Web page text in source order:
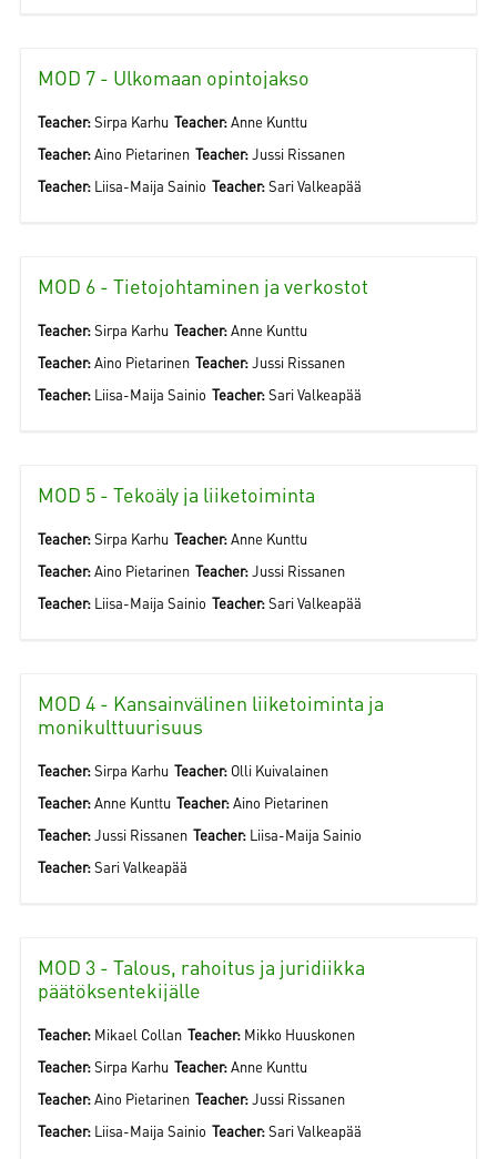
MOD 7 - Ulkomaan opintojakso
Teacher:Sirpa Karhu Teacher:Anne Kunttu
Teacher:Aino Pietarinen Teacher:Jussi Rissanen
Teacher: Liisa-Maija Sainio Teacher:Sari Valkeapää
MOD 6 - Tietojohtaminen ja verkostot
Teacher:Sirpa Karhu Teacher:Anne Kunttu
Teacher:Aino Pietarinen Teacher:Jussi Rissanen
Teacher: Liisa-Maija Sainio Teacher:Sari Valkeapää
MOD 5 - Tekoäly ja liiketoiminta
Teacher:Sirpa Karhu Teacher:Anne Kunttu
Teacher:Aino Pietarinen Teacher:Jussi Rissanen
Teacher: Liisa-Maija Sainio Teacher:Sari Valkeapää
MOD 4 - Kansainvälinen liiketoiminta ja
monikulttuurisuus
Teacher:Sirpa Karhu Teacher: Olli Kuivalainen
Teacher:Anne Kunttu Teacher:Aino Pietarinen
Teacher:Jussi Rissanen Teacher: Liisa-Maija Sainio
Teacher:Sari Valkeapää
MOD 3 - Talous, rahoitus ja juridiikka
päätöksentekijälle
Teacher: Mikael Collan Teacher: Mikko Huuskonen
Teacher:Sirpa Karhu Teacher:Anne Kunttu
Teacher:Aino Pietarinen Teacher:Jussi Rissanen
Teacher: Liisa-Maija Sainio Teacher:Sari Valkeapää